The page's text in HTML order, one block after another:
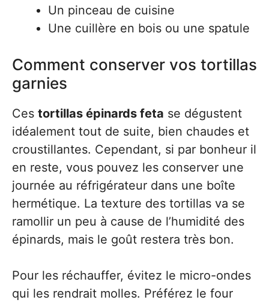
Un pinceau de cuisine
Une cuillère en bois ou une spatule
Comment conserver vos tortillas
garnies
Ces tortillas épinards feta se dégustent
idéalement tout de suite, bien chaudes et
croustillantes. Cependant, si par bonheur il
en reste, vous pouvez les conserver une
journée au réfrigérateur dans une boîte
hermétique. La texture des tortillas va se
ramollir un peu à cause de l’humidité des
épinards, mais le goût restera très bon.
Pour les réchauffer, évitez le micro-ondes
qui les rendrait molles. Préférez le four